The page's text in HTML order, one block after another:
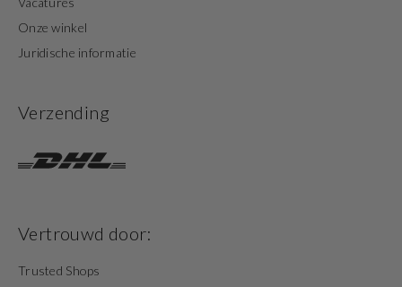
Onze winkel
Juridische informatie
Verzending
Vertrouwd door:
Trusted Shops